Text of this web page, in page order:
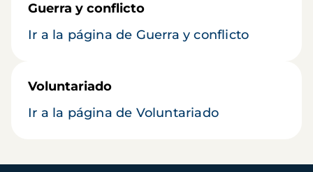
Guerra y conflicto
Ir a la página de Guerra y conflicto
Voluntariado
Ir a la página de Voluntariado